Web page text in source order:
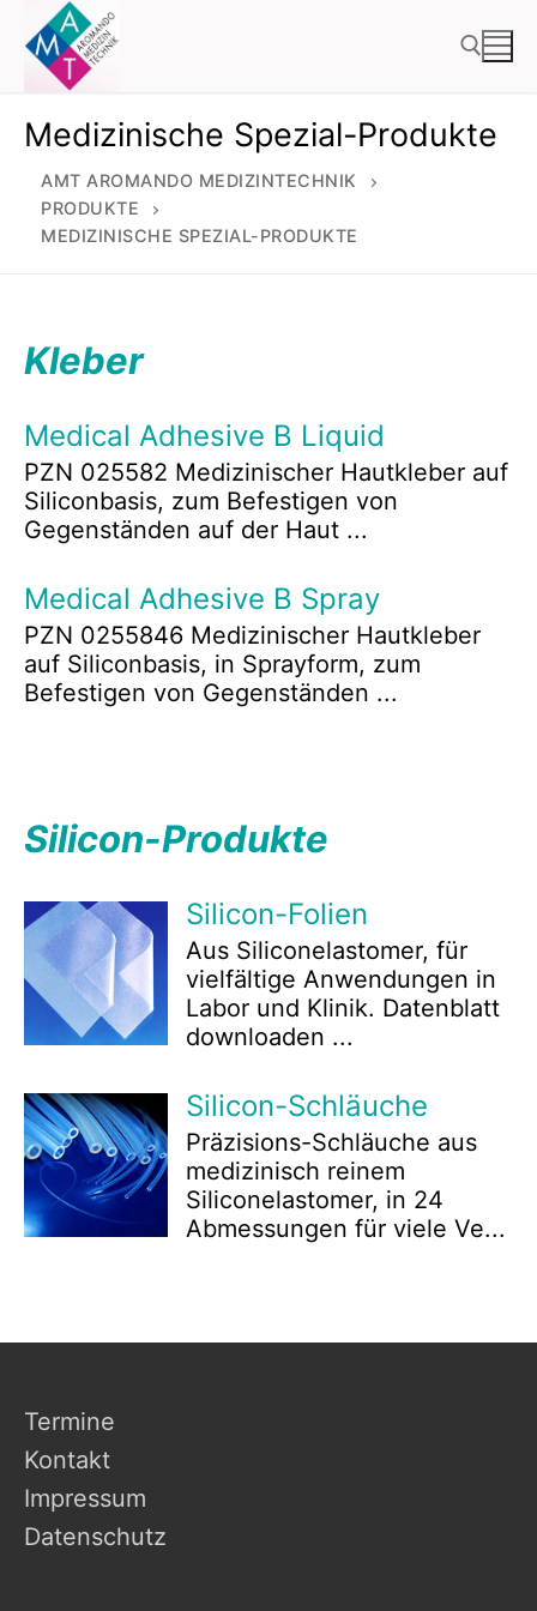
Zum
Inhalt
springen
Suchen nach:
Medizinische Spezial-Produkte
AMT AROMANDO MEDIZINTECHNIK
PRODUKTE
MEDIZINISCHE SPEZIAL-PRODUKTE
Kleber
Medical Adhesive B Liquid
PZN 025582 Medizinischer Hautkleber auf
Siliconbasis, zum Befestigen von
Gegenständen auf der Haut ...
Medical Adhesive B Spray
PZN 0255846 Medizinischer Hautkleber
auf Siliconbasis, in Sprayform, zum
Befestigen von Gegenständen ...
Silicon-Produkte
Silicon-Folien
Aus Siliconelastomer, für
vielfältige Anwendungen in
Labor und Klinik. Datenblatt
downloaden ...
Silicon-Schläuche
Präzisions-Schläuche aus
medizinisch reinem
Siliconelastomer, in 24
Abmessungen für viele Ve...
Termine
Kontakt
Impressum
Datenschutz